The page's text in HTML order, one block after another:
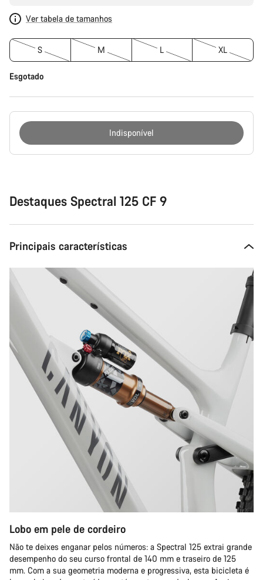
Ver tabela de tamanhos
S M L XL
Esgotado
Indisponível
Destaques Spectral 125 CF 9
Principais características
Lobo em pele de cordeiro
Não te deixes enganar pelos números: a Spectral 125 extrai grande
desempenho do seu curso frontal de 140 mm e traseiro de 125
mm. Com a sua geometria moderna e progressiva, esta bicicleta é